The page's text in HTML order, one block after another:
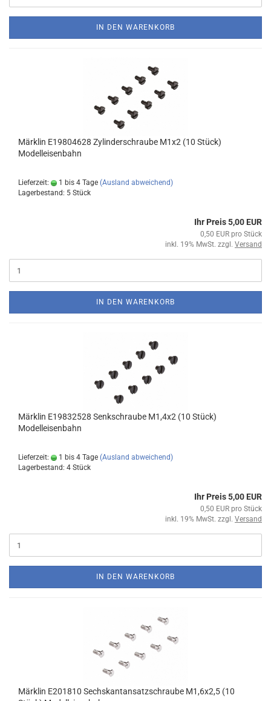
IN DEN WARENKORB
Märklin E19804628 Zylinderschraube M1x2 (10 Stück)
Modelleisenbahn
Lieferzeit: 1 bis 4 Tage (Ausland abweichend)
Lagerbestand: 5 Stück
Ihr Preis 5,00 EUR
0,50 EUR pro Stück
inkl. 19% MwSt. zzgl. Versand
IN DEN WARENKORB
Märklin E19832528 Senkschraube M1,4x2 (10 Stück)
Modelleisenbahn
Lieferzeit: 1 bis 4 Tage (Ausland abweichend)
Lagerbestand: 4 Stück
Ihr Preis 5,00 EUR
0,50 EUR pro Stück
inkl. 19% MwSt. zzgl. Versand
IN DEN WARENKORB
Märklin E201810 Sechskantansatzschraube M1,6x2,5 (10